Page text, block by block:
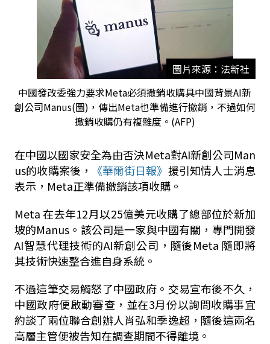
圖片來源：法新社
中國發改委強力要求Meta必須撤銷收購具中國背景AI新
創公司Manus(圖)，傳出Meta也準備進行撤銷，不過如何
撤銷收購仍有複雜度。(AFP)
在中國以國家安全為由否決Meta對AI新創公司Man
us的收購案後， 《華爾街日報》 援引知情人士消息
表示， Meta正準備撤銷該項收購。
Meta 在去年12月以25億美元收購了總部位於新加
坡的Manus 。該公司是一家與中國有關，專門開發
AI智慧代理技術的AI新創公司，隨後Meta 隨即將
其技術快速整合進自身系統。
不過這筆交易觸怒了中國政府。交易宣布後不久，
中國政府便啟動審查，並在3月份以詢問收購事宜
約談了兩位聯合創辦人肖弘和季逸超，隨後這兩名
高層主管便被告知在調查期間不得離境。